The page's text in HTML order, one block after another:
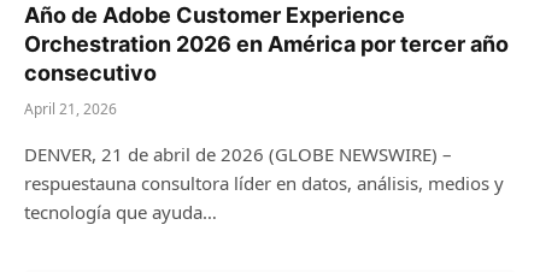
Año de Adobe Customer Experience
Orchestration 2026 en América por tercer año
consecutivo
April 21, 2026
DENVER, 21 de abril de 2026 (GLOBE NEWSWIRE) –
respuestauna consultora líder en datos, análisis, medios y
tecnología que ayuda…